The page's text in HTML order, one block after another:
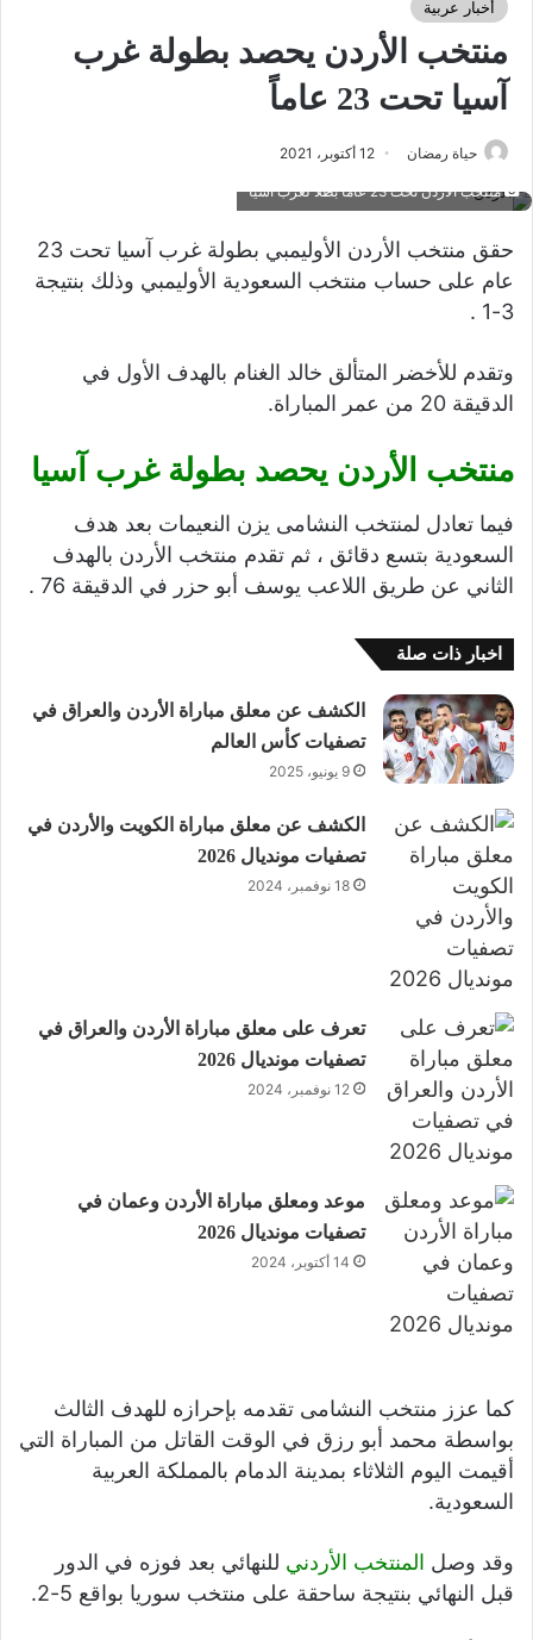
أخبار عربية
منتخب الأردن يحصد بطولة غرب
آسيا تحت 23 عاماً
حياة رمضان 12 أكتوبر، 2021
منتخب الأردن تحت 23 عاما بطلاً لغرب آسيا
حقق منتخب الأردن الأوليمبي بطولة غرب آسيا تحت 23
عام على حساب منتخب السعودية الأوليمبي وذلك بنتيجة
3-1 .
وتقدم للأخضر المتألق خالد الغنام بالهدف الأول في
الدقيقة 20 من عمر المباراة.
منتخب الأردن يحصد بطولة غرب آسيا
فيما تعادل لمنتخب النشامى يزن النعيمات بعد هدف
السعودية بتسع دقائق ، ثم تقدم منتخب الأردن بالهدف
الثاني عن طريق اللاعب يوسف أبو حزر في الدقيقة 76 .
اخبار ذات صلة
الكشف عن معلق مباراة الأردن والعراق في
تصفيات كأس العالم
9 يونيو، 2025
الكشف عن معلق مباراة الكويت والأردن في
تصفيات مونديال 2026
18 نوفمبر، 2024
تعرف على معلق مباراة الأردن والعراق في
تصفيات مونديال 2026
12 نوفمبر، 2024
موعد ومعلق مباراة الأردن وعمان في
تصفيات مونديال 2026
14 أكتوبر، 2024
كما عزز منتخب النشامى تقدمه بإحرازه للهدف الثالث
بواسطة محمد أبو رزق في الوقت القاتل من المباراة التي
أقيمت اليوم الثلاثاء بمدينة الدمام بالمملكة العربية
السعودية.
وقد وصل المنتخب الأردني للنهائي بعد فوزه في الدور
قبل النهائي بنتيجة ساحقة على منتخب سوريا بواقع 5-2.